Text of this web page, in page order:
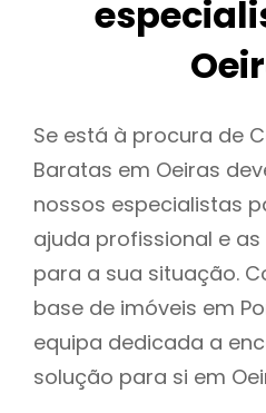
Se está à procura de
Baratas em Oeiras
nossos especialistas
ajuda profissional e
para a sua situação.
base de imóveis em
equipa dedicada a
solução para si em